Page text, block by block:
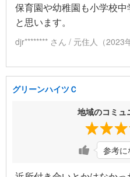
保育園や幼稚園も小学校
と思います。
djr******** さん / 元住人（2023
グリーンハイツＣ
地域のコミュ
参考に